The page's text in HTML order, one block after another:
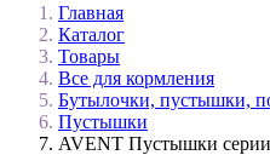
Главная
Каталог
Товары
Все для кормления
Бутылочки, пустышки,
Пустышки
AVENT Пустышки